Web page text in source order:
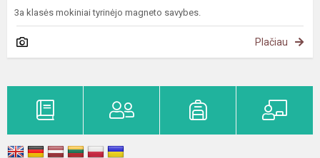
3a klasės mokiniai tyrinėjo magneto savybes.
Plačiau